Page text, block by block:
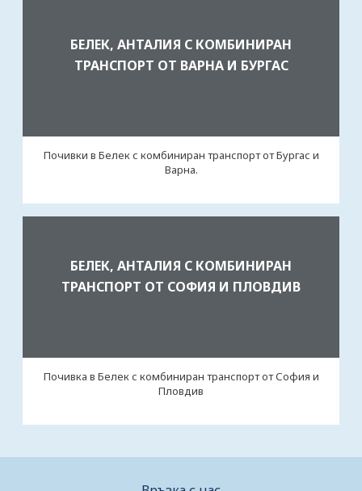
БЕЛЕК, АНТАЛИЯ С КОМБИНИРАН
ТРАНСПОРТ ОТ ВАРНА И БУРГАС
Почивки в Белек с комбиниран транспорт от Бургас и
Варна.
БЕЛЕК, АНТАЛИЯ С КОМБИНИРАН
ТРАНСПОРТ ОТ СОФИЯ И ПЛОВДИВ
Почивка в Белек с комбиниран транспорт от София и
Пловдив